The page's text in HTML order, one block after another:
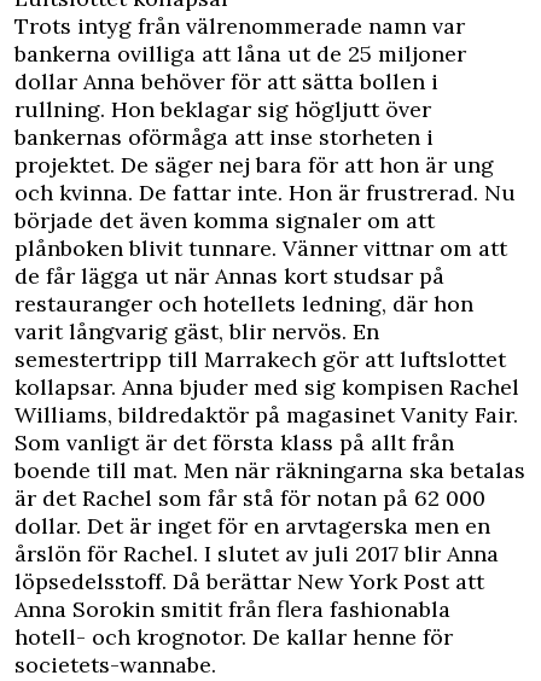
Trots intyg från välrenommerade namn var
bankerna ovilliga att låna ut de 25 miljoner
dollar Anna behöver för att sätta bollen i
rullning. Hon beklagar sig högljutt över
bankernas oförmåga att inse storheten i
projektet. De säger nej bara för att hon är ung
och kvinna. De fattar inte. Hon är frustrerad. Nu
började det även komma signaler om att
plånboken blivit tunnare. Vänner vittnar om att
de får lägga ut när Annas kort studsar på
restauranger och hotellets ledning, där hon
varit långvarig gäst, blir nervös. En
semestertripp till Marrakech gör att luftslottet
kollapsar. Anna bjuder med sig kompisen Rachel
Williams, bildredaktör på magasinet Vanity Fair.
Som vanligt är det första klass på allt från
boende till mat. Men när räkningarna ska betalas
är det Rachel som får stå för notan på 62 000
dollar. Det är inget för en arvtagerska men en
årslön för Rachel. I slutet av juli 2017 blir Anna
löpsedelsstoff. Då berättar New York Post att
Anna Sorokin smitit från flera fashionabla
hotell- och krognotor. De kallar henne för
societets-wannabe.